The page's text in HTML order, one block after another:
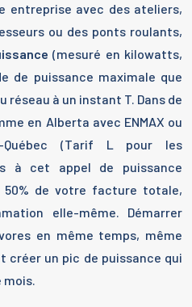
entreprise avec des ateliers,
ou des ponts roulants,
(mesuré en kilowatts,
de puissance maximale que
à un instant T. Dans de
en Alberta avec ENMAX ou
Québec (Tarif L pour les
à cet appel de puissance
de votre facture totale,
elle-même. Démarrer
en même temps, même
créer un pic de puissance qui
mois.